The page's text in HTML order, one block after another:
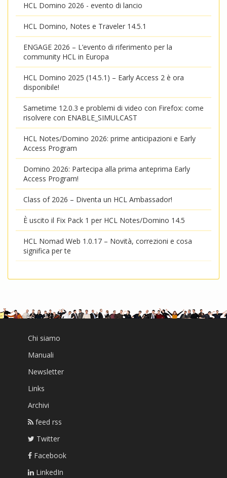
HCL Domino 2026 - evento di lancio
HCL Domino, Notes e Traveler 14.5.1
ENGAGE 2026 – L’evento di riferimento per la
community HCL in Europa
HCL Domino 2025 (14.5.1) – Early Access 2 è ora
disponibile!
Sametime 12.0.3 e problemi di video con Firefox: come
risolvere con ENABLE_SIMULCAST
HCL Notes/Domino 2026: prime anticipazioni e Early
Access Program
Domino 2026: Partecipa alla prima anteprima Early
Access Program!
Class of 2026 – Diventa un HCL Ambassador!
È uscito il Fix Pack 1 per HCL Notes/Domino 14.5
HCL Nomad Web 1.0.17 – Novità, correzioni e cosa
significa per te
Chi siamo
Manuali
Newsletter
Links
Archivi
feed rss
Twitter
Facebook
LinkedIn